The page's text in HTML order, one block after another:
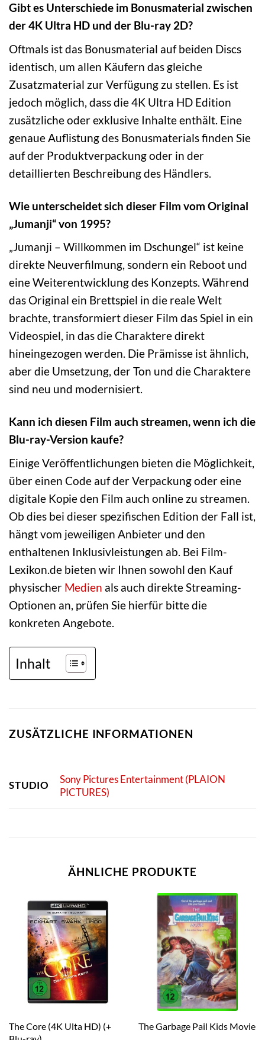
Gibt es Unterschiede im Bonusmaterial zwischen
der 4K Ultra HD und der Blu-ray 2D?
Oftmals ist das Bonusmaterial auf beiden Discs
identisch, um allen Käufern das gleiche
Zusatzmaterial zur Verfügung zu stellen. Es ist
jedoch möglich, dass die 4K Ultra HD Edition
zusätzliche oder exklusive Inhalte enthält. Eine
genaue Auflistung des Bonusmaterials finden Sie
auf der Produktverpackung oder in der
detaillierten Beschreibung des Händlers.
Wie unterscheidet sich dieser Film vom Original
„Jumanji“ von 1995?
„Jumanji – Willkommen im Dschungel“ ist keine
direkte Neuverfilmung, sondern ein Reboot und
eine Weiterentwicklung des Konzepts. Während
das Original ein Brettspiel in die reale Welt
brachte, transformiert dieser Film das Spiel in ein
Videospiel, in das die Charaktere direkt
hineingezogen werden. Die Prämisse ist ähnlich,
aber die Umsetzung, der Ton und die Charaktere
sind neu und modernisiert.
Kann ich diesen Film auch streamen, wenn ich die
Blu-ray-Version kaufe?
Einige Veröffentlichungen bieten die Möglichkeit,
über einen Code auf der Verpackung oder eine
digitale Kopie den Film auch online zu streamen.
Ob dies bei dieser spezifischen Edition der Fall ist,
hängt vom jeweiligen Anbieter und den
enthaltenen Inklusivleistungen ab. Bei Film-
Lexikon.de bieten wir Ihnen sowohl den Kauf
physischer Medien als auch direkte Streaming-
Optionen an, prüfen Sie hierfür bitte die
konkreten Angebote.
Inhalt
ZUSÄTZLICHE INFORMATIONEN
STUDIO
Sony Pictures Entertainment (PLAION
PICTURES)
ÄHNLICHE PRODUKTE
The Core (4K Ulta HD) (+
The Garbage Pail Kids Movie